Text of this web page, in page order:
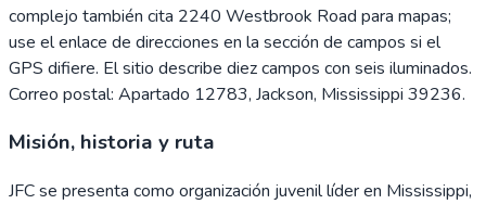
complejo también cita 2240 Westbrook Road para mapas;
use el enlace de direcciones en la sección de campos si el
GPS difiere. El sitio describe diez campos con seis iluminados.
Correo postal: Apartado 12783, Jackson, Mississippi 39236.
Misión, historia y ruta
JFC se presenta como organización juvenil líder en Mississippi,